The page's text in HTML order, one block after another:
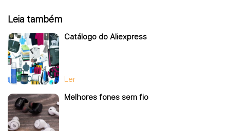
Leia também
Catálogo do Aliexpress
Ler
Melhores fones sem fio